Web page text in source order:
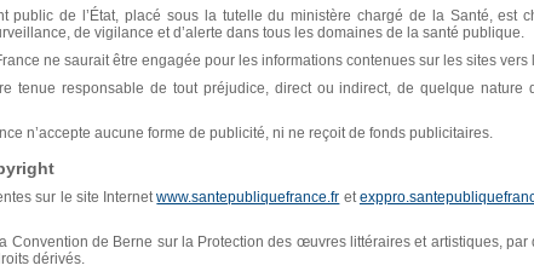
public de l’État, placé sous la tutelle du ministère chargé de la Santé, est
de vigilance et d’alerte dans tous les domaines de la santé publique.
ne saurait être engagée pour les informations contenues sur les sites
tenue responsable de tout préjudice, direct ou indirect, de quelque
n’accepte aucune forme de publicité, ni ne reçoit de fonds publicitaires.
sur le site Internetwww.santepubliquefrance.fr et
Convention de Berne sur la Protection des œuvres littéraires et artistiques,
dérivés.